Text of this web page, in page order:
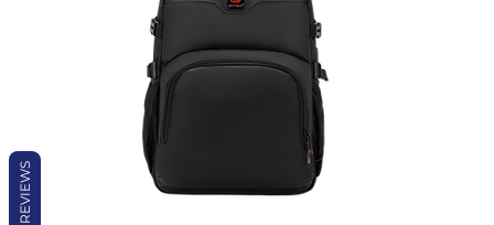
REVIEWS